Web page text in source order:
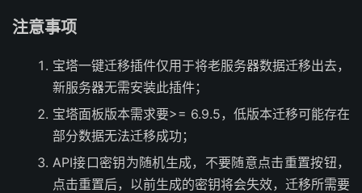
注意事项
宝塔一键迁移插件仅用于将老服务器数据迁移出去，
新服务器无需安装此插件；
宝塔面板版本需求要>= 6.9.5，低版本迁移可能存在
部分数据无法迁移成功；
API接口密钥为随机生成，不要随意点击重置按钮，
点击重置后，以前生成的密钥将会失效，迁移所需要